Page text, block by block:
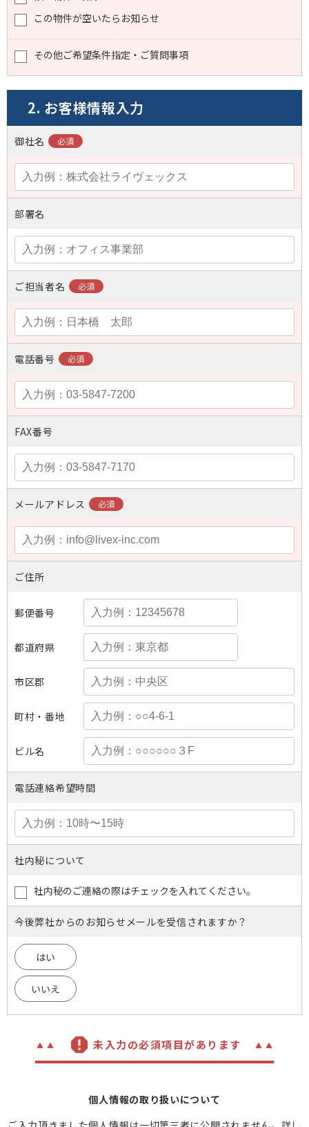
この物件が空いたらお知らせ
その他ご希望条件指定・ご質問事項
2. お客様情報入力
御社名
部署名
ご担当者名
電話番号
FAX番号
メールアドレス
ご住所
郵便番号
都道府県
市区郡
町村・番地
ビル名
電話連絡希望時間
社内秘について
社内秘のご連絡の際はチェックを入れてください。
今後弊社からのお知らせメールを受信されますか？
はい
いいえ
未入力の必須項目があります
個人情報の取り扱いについて